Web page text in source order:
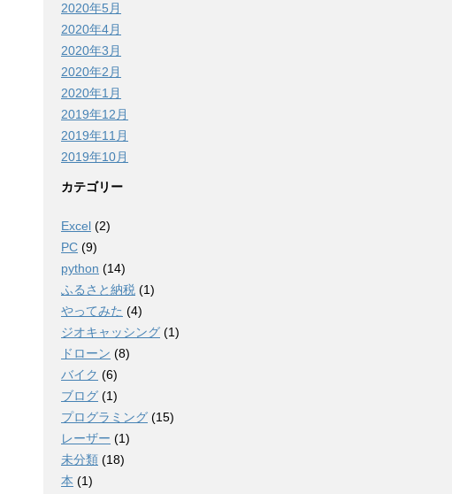
2020年5月
2020年4月
2020年3月
2020年2月
2020年1月
2019年12月
2019年11月
2019年10月
カテゴリー
Excel (2)
PC (9)
python (14)
ふるさと納税 (1)
やってみた (4)
ジオキャッシング (1)
ドローン (8)
バイク (6)
ブログ (1)
プログラミング (15)
レーザー (1)
未分類 (18)
本 (1)